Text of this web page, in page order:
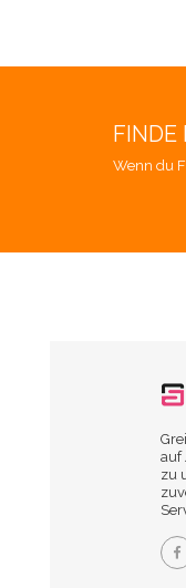
FINDE
Wenn du
auf
zu